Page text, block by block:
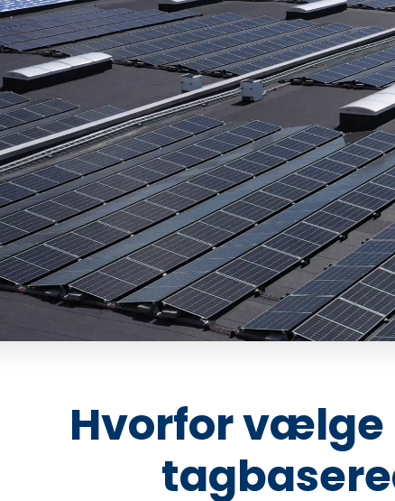
Hvorfor vælge